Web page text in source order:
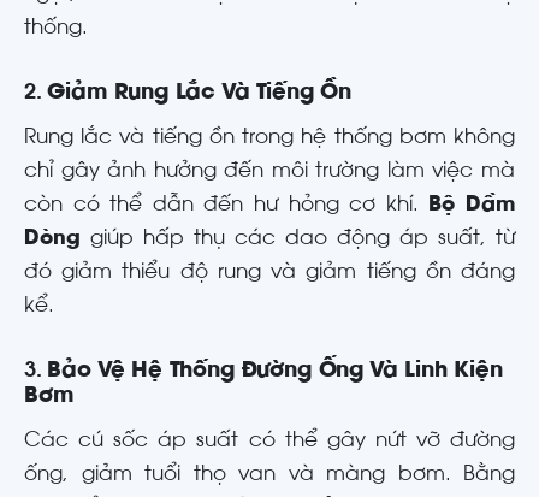
thống.
2.Giảm Rung Lắc Và Tiếng Ồn
Rung lắc và tiếng ồn trong hệ thống bơm không
chỉ gây ảnh hưởng đến môi trường làm việc mà
còn có thể dẫn đến hư hỏng cơ khí.
Bộ Dầm
Dòng giúp hấp thụ các dao động áp suất, từ
đó giảm thiểu độ rung và giảm tiếng ồn đáng
kể.
3. Bảo Vệ Hệ Thống Đường Ống Và Linh Kiện
Bơm
Các cú sốc áp suất có thể gây nứt vỡ đường
ống, giảm tuổi thọ van và màng bơm. Bằng